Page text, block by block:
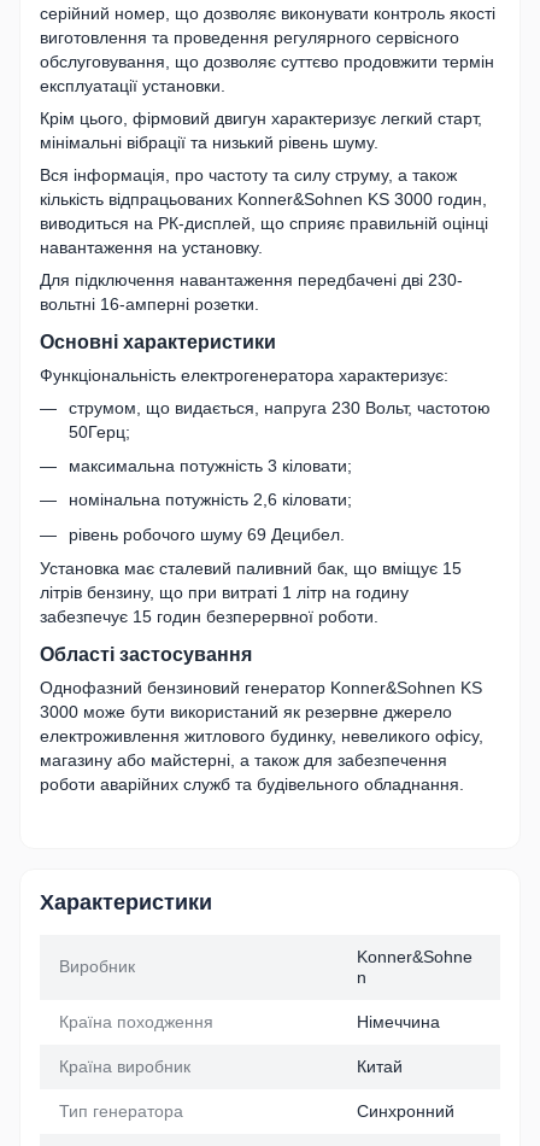
серійний номер, що дозволяє виконувати контроль якості
виготовлення та проведення регулярного сервісного
обслуговування, що дозволяє суттєво продовжити термін
експлуатації установки.
Крім цього, фірмовий двигун характеризує легкий старт,
мінімальні вібрації та низький рівень шуму.
Вся інформація, про частоту та силу струму, а також
кількість відпрацьованих Konner&Sohnen KS 3000 годин,
виводиться на РК-дисплей, що сприяє правильній оцінці
навантаження на установку.
Для підключення навантаження передбачені дві 230-
вольтні 16-амперні розетки.
Основні характеристики
Функціональність електрогенератора характеризує:
струмом, що видається, напруга 230 Вольт, частотою
50Герц;
максимальна потужність 3 кіловати;
номінальна потужність 2,6 кіловати;
рівень робочого шуму 69 Децибел.
Установка має сталевий паливний бак, що вміщує 15
літрів бензину, що при витраті 1 літр на годину
забезпечує 15 годин безперервної роботи.
Області застосування
Однофазний бензиновий генератор Konner&Sohnen KS
3000 може бути використаний як резервне джерело
електроживлення житлового будинку, невеликого офісу,
магазину або майстерні, а також для забезпечення
роботи аварійних служб та будівельного обладнання.
Характеристики
Виробник
Konner&Sohne
n
Країна походження Німеччина
Країна виробник Китай
Тип генератора Синхронний